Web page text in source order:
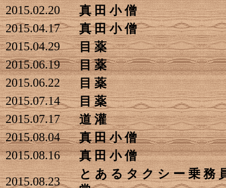
2015.02.20
真 田 小 僧
2015.04.17
真 田 小 僧
2015.04.29
目 薬
2015.06.19
目 薬
2015.06.22
目 薬
2015.07.14
目 薬
2015.07.17
道 灌
2015.08.04
真 田 小 僧
2015.08.16
真 田 小 僧
2015.08.23
と あ る タ ク シ ー 乗 務